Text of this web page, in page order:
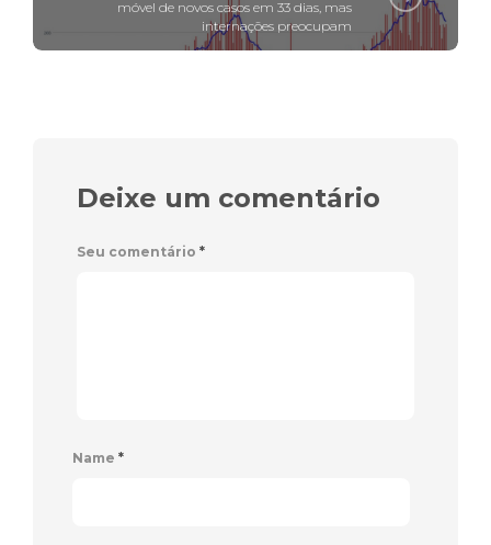
móvel de novos casos em 33 dias, mas
internações preocupam
Deixe um comentário
Seu comentário *
Name *